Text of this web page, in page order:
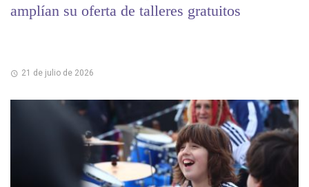
amplían su oferta de talleres gratuitos
21 de julio de 2026